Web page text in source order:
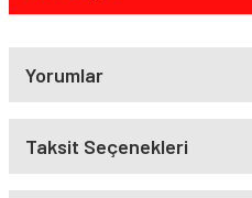
Yorumlar
Taksit Seçenekleri